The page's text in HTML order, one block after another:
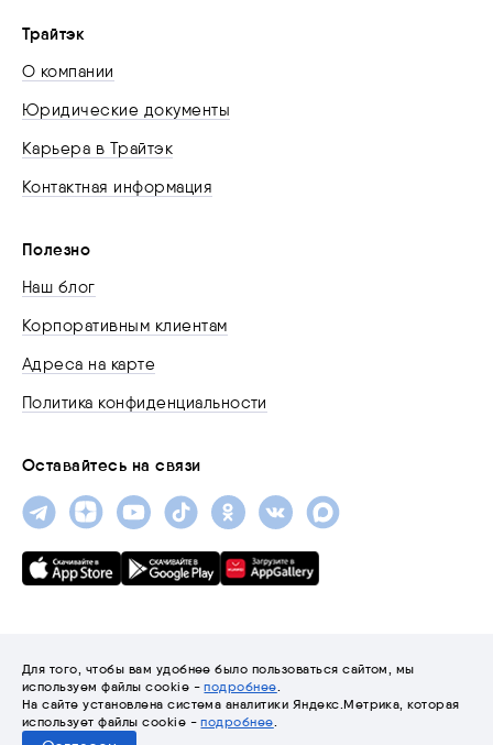
Трайтэк
О компании
Юридические документы
Карьера в Трайтэк
Контактная информация
Полезно
Наш блог
Корпоративным клиентам
Адреса на карте
Политика конфиденциальности
Оставайтесь на связи
© 2001-2026 «Трайтэк»
Для того, чтобы вам удобнее было пользоваться сайтом, мы
используем файлы cookie -подробнее.
На сайте установлена система аналитики Яндекс.Метрика, которая
использует файлы cookie -подробнее.